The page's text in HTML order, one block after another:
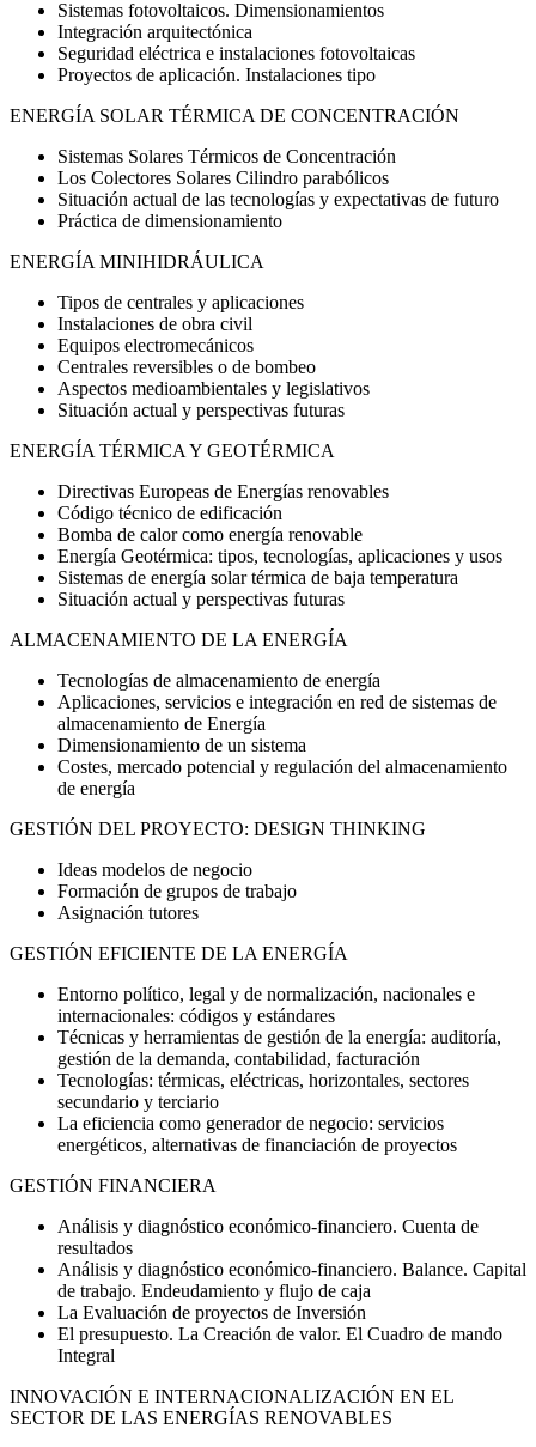
Sistemas fotovoltaicos. Dimensionamientos
Integración arquitectónica
Seguridad eléctrica e instalaciones fotovoltaicas
Proyectos de aplicación. Instalaciones tipo
ENERGÍA SOLAR TÉRMICA DE CONCENTRACIÓN
Sistemas Solares Térmicos de Concentración
Los Colectores Solares Cilindro parabólicos
Situación actual de las tecnologías y expectativas de futuro
Práctica de dimensionamiento
ENERGÍA MINIHIDRÁULICA
Tipos de centrales y aplicaciones
Instalaciones de obra civil
Equipos electromecánicos
Centrales reversibles o de bombeo
Aspectos medioambientales y legislativos
Situación actual y perspectivas futuras
ENERGÍA TÉRMICA Y GEOTÉRMICA
Directivas Europeas de Energías renovables
Código técnico de edificación
Bomba de calor como energía renovable
Energía Geotérmica: tipos, tecnologías, aplicaciones y usos
Sistemas de energía solar térmica de baja temperatura
Situación actual y perspectivas futuras
ALMACENAMIENTO DE LA ENERGÍA
Tecnologías de almacenamiento de energía
Aplicaciones, servicios e integración en red de sistemas de
almacenamiento de Energía
Dimensionamiento de un sistema
Costes, mercado potencial y regulación del almacenamiento
de energía
GESTIÓN DEL PROYECTO: DESIGN THINKING
Ideas modelos de negocio
Formación de grupos de trabajo
Asignación tutores
GESTIÓN EFICIENTE DE LA ENERGÍA
Entorno político, legal y de normalización, nacionales e
internacionales: códigos y estándares
Técnicas y herramientas de gestión de la energía: auditoría,
gestión de la demanda, contabilidad, facturación
Tecnologías: térmicas, eléctricas, horizontales, sectores
secundario y terciario
La eficiencia como generador de negocio: servicios
energéticos, alternativas de financiación de proyectos
GESTIÓN FINANCIERA
Análisis y diagnóstico económico-financiero. Cuenta de
resultados
Análisis y diagnóstico económico-financiero. Balance. Capital
de trabajo. Endeudamiento y flujo de caja
La Evaluación de proyectos de Inversión
El presupuesto. La Creación de valor. El Cuadro de mando
Integral
INNOVACIÓN E INTERNACIONALIZACIÓN EN EL
SECTOR DE LAS ENERGÍAS RENOVABLES